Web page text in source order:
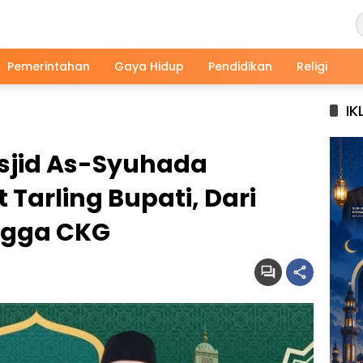
Pemerintahan Gaya Hidup Pendidikan Religi
As-Syuhada
Bupati, Dari
CKG